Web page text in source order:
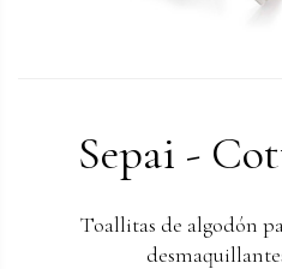
Sepai -
Toallitas de algodón